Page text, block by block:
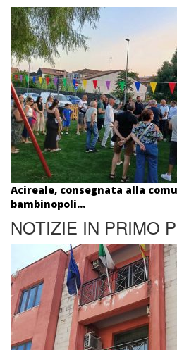
Acireale, consegnata alla
bambinopoli...
NOTIZIE IN PRIMO